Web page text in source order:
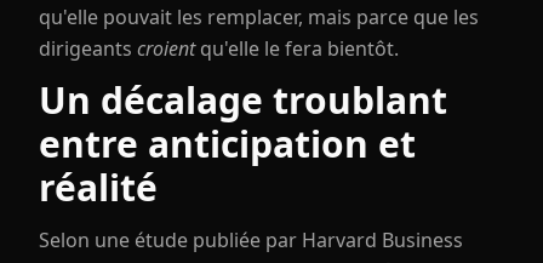
qu'elle pouvait les remplacer, mais parce que les
dirigeants croientqu'elle le fera bientôt.
Un décalage troublant
entre anticipation et
réalité
Selon une étude publiée par Harvard Business